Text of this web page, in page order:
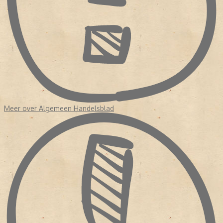
Tegen het einde van die eeuw had de krant een oplage van
duizenden exemplaren, wat destijds uitzonderlijk was. Het
Algemeen Handelsblad stond bekend om zijn betrouwbare
berichtgeving en gematigd liberale visie op economie en politiek.
De krant volgde belangrijke gebeurtenissen op de voet, zoals de
Belgische Opstand, internationale conflicten en economische
ontwikkelingen. Daardoor geeft iedere originele krant een
bijzonder en realistisch beeld van de tijd waarin deze verscheen.
DE OORLOGSJAREN: EEN INDRUKWEKKEND EN AANGRIJPEND
Tijdens de Tweede Wereldoorlog kwam de krant onder grote druk
te staan. In het begin probeerde de redactie zo onafhankelijk
mogelijk te blijven, maar al snel werd de persvrijheid sterk beperkt
door de Duitse bezetter.
In 1941 werd de redactie zelfs overgenomen en moest de krant
zich aanpassen aan de regels van het regime. Dat veranderde de
inhoud en het karakter van het blad ingrijpend.
Juist kranten uit deze periode zijn vandaag de dag bijzonder
waardevol. Ze laten op unieke wijze zien hoe het nieuws destijds
werd gebracht en hoe de realiteit van de oorlog zichtbaar was in
de dagelijkse berichtgeving.
Meer over Algemeen Handelsblad